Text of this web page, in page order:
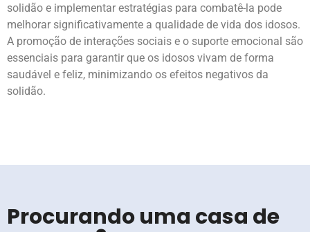
solidão e implementar estratégias para combatê-la pode
melhorar significativamente a qualidade de vida dos idosos.
A promoção de interações sociais e o suporte emocional são
essenciais para garantir que os idosos vivam de forma
saudável e feliz, minimizando os efeitos negativos da
solidão.
Procurando uma casa de